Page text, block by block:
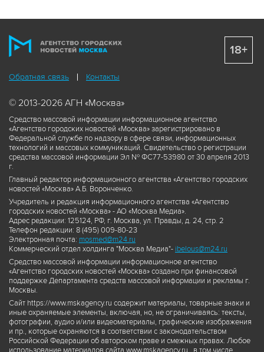
Обратная связь Контакты
© 2013-2026 АГН «Москва»
Средство массовой информации информационное агентство
«Агентство городских новостей «Москва» зарегистрировано в
Федеральной службе по надзору в сфере связи, информационных
технологий и массовых коммуникаций. Свидетельство о регистрации
средства массовой информации Эл № ФС77-53980 от 30 апреля 2013
г.
Главный редактор информационного агентства «Агентство городских
новостей «Москва» А.Б. Воронченко.
Учредитель и редакция информационного агентства «Агентство
городских новостей «Москва» - АО «Москва Медиа».
Адрес редакции: 125124, РФ, г. Москва, ул. Правды, д. 24, стр. 2
Телефон редакции: 8 (495) 009-80-23
Электронная почта: mosmed@m24.ru
Коммерческий отдел холдинга "Москва Медиа"- ibelous@m24.ru
Средство массовой информации информационное агентство
«Агентство городских новостей «Москва» создано при финансовой
поддержке Департамента средств массовой информации и рекламы г.
Москвы.
Сайт https://www.mskagency.ru содержит материалы, товарные знаки и
иные охраняемые элементы, включая, но, не ограничиваясь: тексты,
фотографии, аудио и/или видеоматериалы, графические изображения
и пр., которые охраняются в соответствии с законодательством
Российской Федерации об авторском праве и смежных правах. Любое
18+